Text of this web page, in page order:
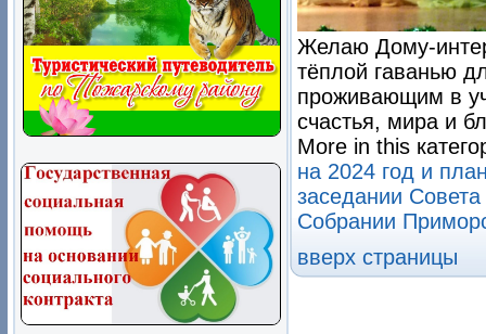
Желаю Дому-
тёплой гаванью
проживающим в
счастья, мира и
More in this
на 2024 год и
заседании
Собрании
вверх страницы